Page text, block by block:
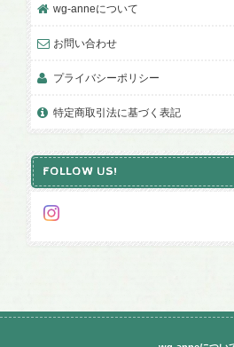
wg-anneについて
お問い合わせ
プライバシーポリシー
特定商取引法に基づく表記
FOLLOW US!